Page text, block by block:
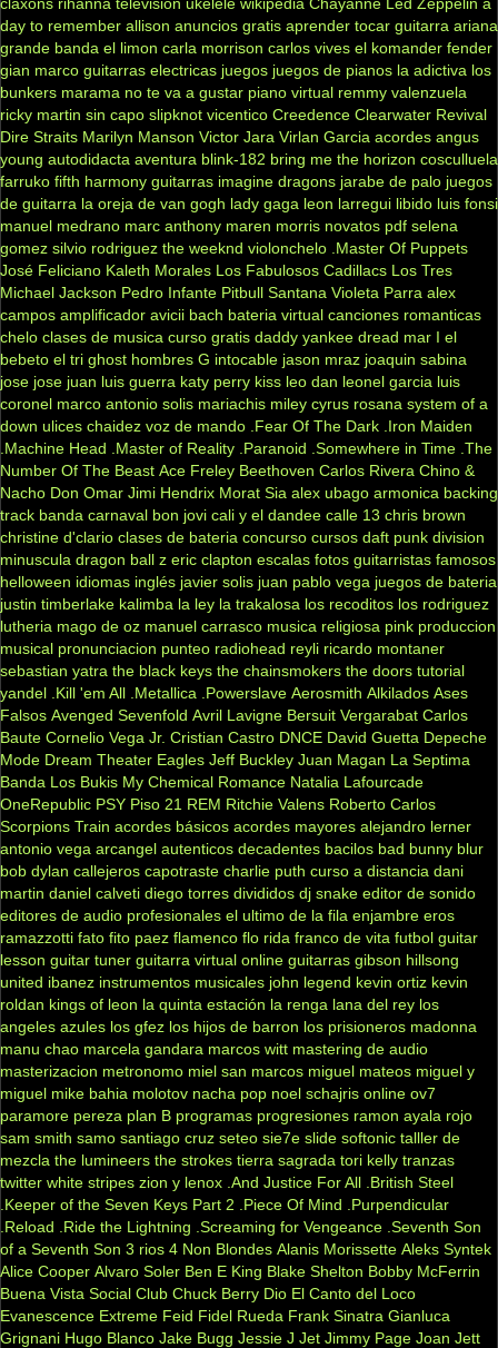
day to remember allison anuncios gratis aprender tocar guitarra ariana
grande banda el limon carla morrison carlos vives el komander fender
gian marco guitarras electricas juegos juegos de pianos la adictiva los
bunkers marama no te va a gustar piano virtual remmy valenzuela
ricky martin sin capo slipknot vicentico Creedence Clearwater Revival
Dire Straits Marilyn Manson Victor Jara Virlan Garcia acordes angus
young autodidacta aventura blink-182 bring me the horizon cosculluela
farruko fifth harmony guitarras imagine dragons jarabe de palo juegos
de guitarra la oreja de van gogh lady gaga leon larregui libido luis fonsi
manuel medrano marc anthony maren morris novatos pdf selena
gomez silvio rodriguez the weeknd violonchelo .Master Of Puppets
José Feliciano Kaleth Morales Los Fabulosos Cadillacs Los Tres
Michael Jackson Pedro Infante Pitbull Santana Violeta Parra alex
campos amplificador avicii bach bateria virtual canciones romanticas
chelo clases de musica curso gratis daddy yankee dread mar I el
bebeto el tri ghost hombres G intocable jason mraz joaquin sabina
jose jose juan luis guerra katy perry kiss leo dan leonel garcia luis
coronel marco antonio solis mariachis miley cyrus rosana system of a
down ulices chaidez voz de mando .Fear Of The Dark .Iron Maiden
.Machine Head
.Master of Reality .Paranoid .Somewhere in Time .The
Number Of The Beast Ace Freley Beethoven Carlos Rivera Chino &
Nacho Don Omar Jimi Hendrix Morat Sia alex ubago armonica backing
track banda carnaval bon jovi cali y el dandee calle 13 chris brown
christine d'clario clases de bateria concurso cursos daft punk division
minuscula dragon ball z eric clapton escalas fotos guitarristas famosos
helloween idiomas inglés javier solis juan pablo vega juegos de bateria
justin timberlake kalimba la ley la trakalosa los recoditos los rodriguez
lutheria mago de oz manuel carrasco musica religiosa pink produccion
musical pronunciacion punteo radiohead reyli ricardo montaner
sebastian yatra the black keys the chainsmokers the doors tutorial
yandel .Kill 'em All .Metallica .Powerslave Aerosmith Alkilados Ases
Falsos Avenged Sevenfold Avril Lavigne Bersuit Vergarabat Carlos
Baute Cornelio Vega Jr. Cristian Castro DNCE David Guetta Depeche
Mode Dream Theater Eagles Jeff Buckley Juan Magan La Septima
Banda Los Bukis My Chemical Romance Natalia Lafourcade
OneRepublic PSY Piso 21 REM Ritchie Valens Roberto Carlos
Scorpions Train acordes básicos acordes mayores alejandro lerner
antonio vega arcangel autenticos decadentes bacilos bad bunny blur
bob dylan callejeros capotraste charlie puth curso a distancia dani
martin daniel calveti diego torres divididos dj snake editor de sonido
editores de audio profesionales el ultimo de la fila enjambre eros
ramazzotti fato fito paez flamenco flo rida franco de vita futbol guitar
lesson guitar tuner guitarra virtual online guitarras gibson hillsong
united ibanez instrumentos musicales john legend kevin ortiz kevin
roldan kings of leon la quinta estación la renga lana del rey los
angeles azules los gfez los hijos de barron los prisioneros madonna
manu chao marcela gandara marcos witt mastering de audio
masterizacion metronomo miel san marcos miguel mateos miguel y
miguel mike bahia molotov nacha pop noel schajris online ov7
paramore pereza plan B programas progresiones ramon ayala rojo
sam smith samo santiago cruz seteo sie7e slide softonic talller de
mezcla the lumineers the strokes tierra sagrada tori kelly tranzas
twitter white stripes zion y lenox .And Justice For All .British Steel
.Keeper of the Seven Keys Part 2
.Piece Of Mind
.Purpendicular
.Reload
.Ride the Lightning .Screaming for Vengeance .Seventh Son
of a Seventh Son 3 rios 4 Non Blondes Alanis Morissette Aleks Syntek
Alice Cooper Alvaro Soler Ben E King Blake Shelton Bobby McFerrin
Buena Vista Social Club Chuck Berry Dio El Canto del Loco
Evanescence Extreme Feid Fidel Rueda Frank Sinatra Gianluca
Grignani Hugo Blanco Jake Bugg Jessie J Jet Jimmy Page Joan Jett